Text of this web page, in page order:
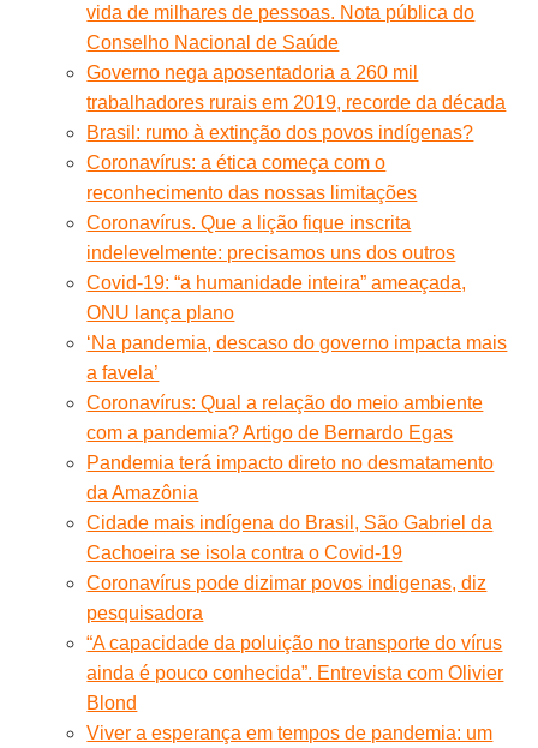
vida de milhares de pessoas. Nota pública do
Conselho Nacional de Saúde
Governo nega aposentadoria a 260 mil
trabalhadores rurais em 2019, recorde da década
Brasil: rumo à extinção dos povos indígenas?
Coronavírus: a ética começa com o
reconhecimento das nossas limitações
Coronavírus. Que a lição fique inscrita
indelevelmente: precisamos uns dos outros
Covid-19: “a humanidade inteira” ameaçada,
ONU lança plano
‘Na pandemia, descaso do governo impacta mais
a favela’
Coronavírus: Qual a relação do meio ambiente
com a pandemia? Artigo de Bernardo Egas
Pandemia terá impacto direto no desmatamento
da Amazônia
Cidade mais indígena do Brasil, São Gabriel da
Cachoeira se isola contra o Covid-19
Coronavírus pode dizimar povos indigenas, diz
pesquisadora
“A capacidade da poluição no transporte do vírus
ainda é pouco conhecida”. Entrevista com Olivier
Blond
Viver a esperança em tempos de pandemia: um